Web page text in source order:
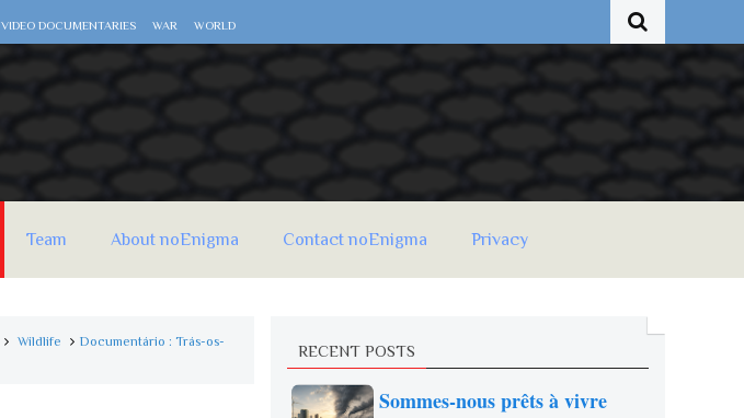
VIDEO DOCUMENTARIES WAR WORLD
Team About noEnigma Contact noEnigma Privacy
Wildlife
Documentário : Trás-os-
RECENT POSTS
Sommes-nous prêts à vivre